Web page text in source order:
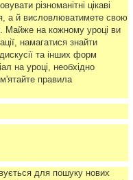
різноманітні цікаві
а й висловлюватимете свою
Майже на кожному уроці ви
намагатися знайти
та інших форм
на уроці, необхідно
правила
для пошуку нових